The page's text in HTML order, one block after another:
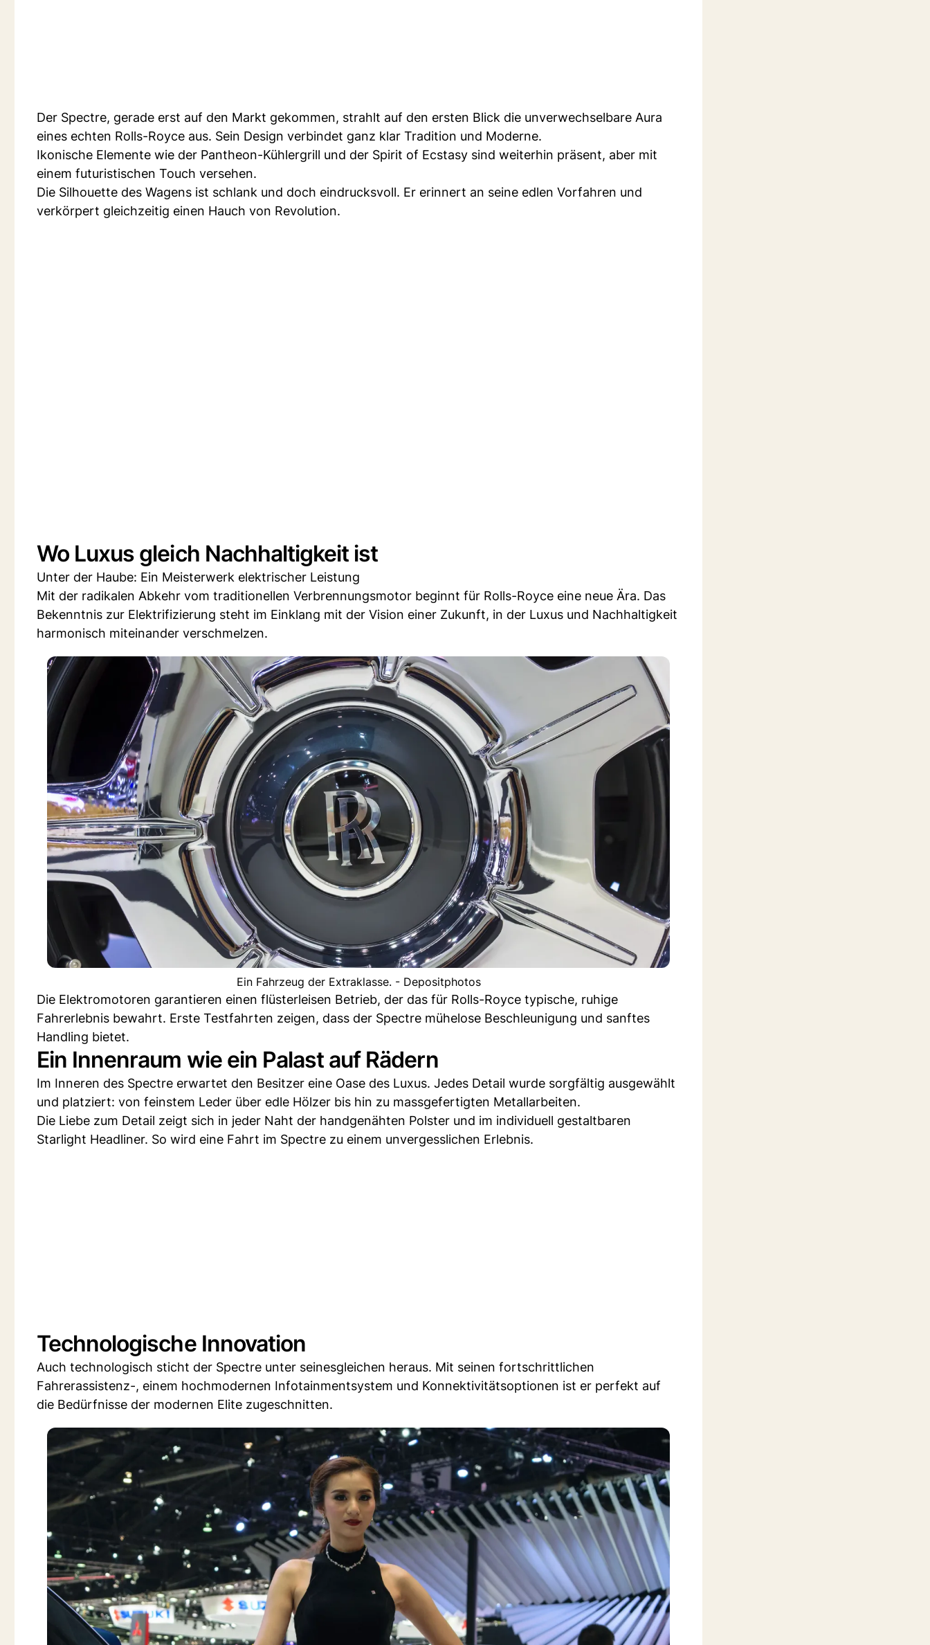
Der Spectre, gerade erst auf den Markt gekommen, strahlt auf den ersten Blick die unverwechselbare Aura
eines echten Rolls-Royce aus. Sein Design verbindet ganz klar Tradition und Moderne.
Ikonische Elemente wie der Pantheon-Kühlergrill und der Spirit of Ecstasy sind weiterhin präsent, aber mit
einem futuristischen Touch versehen.
Die Silhouette des Wagens ist schlank und doch eindrucksvoll. Er erinnert an seine edlen Vorfahren und
verkörpert gleichzeitig einen Hauch von Revolution.
Wo Luxus gleich Nachhaltigkeit ist
Unter der Haube: Ein Meisterwerk elektrischer Leistung
Mit der radikalen Abkehr vom traditionellen Verbrennungsmotor beginnt für Rolls-Royce eine neue Ära. Das
Bekenntnis zur Elektrifizierung steht im Einklang mit der Vision einer Zukunft, in der Luxus und Nachhaltigkeit
harmonisch miteinander verschmelzen.
Ein Fahrzeug der Extraklasse. - Depositphotos
Die Elektromotoren garantieren einen flüsterleisen Betrieb, der das für Rolls-Royce typische, ruhige
Fahrerlebnis bewahrt. Erste Testfahrten zeigen, dass der Spectre mühelose Beschleunigung und sanftes
Handling bietet.
Ein Innenraum wie ein Palast auf Rädern
Im Inneren des Spectre erwartet den Besitzer eine Oase des Luxus. Jedes Detail wurde sorgfältig ausgewählt
und platziert: von feinstem Leder über edle Hölzer bis hin zu massgefertigten Metallarbeiten.
Die Liebe zum Detail zeigt sich in jeder Naht der handgenähten Polster und im individuell gestaltbaren
Starlight Headliner. So wird eine Fahrt im Spectre zu einem unvergesslichen Erlebnis.
Technologische Innovation
Auch technologisch sticht der Spectre unter seinesgleichen heraus. Mit seinen fortschrittlichen
Fahrerassistenz-, einem hochmodernen Infotainmentsystem und Konnektivitätsoptionen ist er perfekt auf
die Bedürfnisse der modernen Elite zugeschnitten.